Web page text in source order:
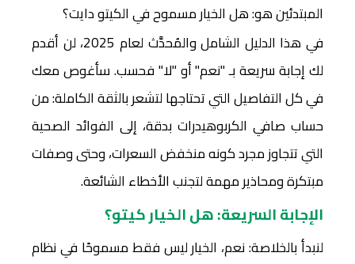
المبتدئين هو: هل الخيار مسموح في الكيتو دايت؟
في هذا الدليل الشامل والمُحدَّث لعام 2025، لن أقدم
لك إجابة سريعة بـ "نعم" أو "لا" فحسب. سأغوص معك
في كل التفاصيل التي تحتاجها لتشعر بالثقة الكاملة: من
حساب صافي الكربوهيدرات بدقة، إلى الفوائد الصحية
التي تتجاوز مجرد كونه منخفض السعرات، وحتى وصفات
مبتكرة ومحاذير مهمة لتجنب الأخطاء الشائعة.
الإجابة السريعة: هل الخيار كيتو؟
لنبدأ بالخلاصة: نعم، الخيار ليس فقط مسموحًا في نظام